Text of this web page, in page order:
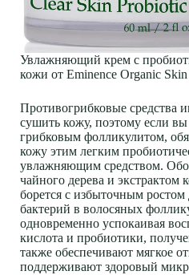
Увлажняющий крем с
кожи от Eminence Organic
Противогрибковые средства
сушить кожу, поэтому если вы
грибковым фолликулитом,
кожу этим легким
увлажняющим средством.
чайного дерева и экстрактом
борется с избыточным
бактерий в волосяных
одновременно успокаивая
кислота и пробиотики,
также обеспечивают мягкое
поддерживают здоровый